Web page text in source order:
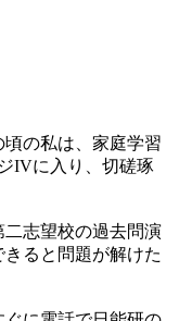
の私は、家庭学習
IVに入り、切磋琢
志望校の過去問演
ると問題が解けた